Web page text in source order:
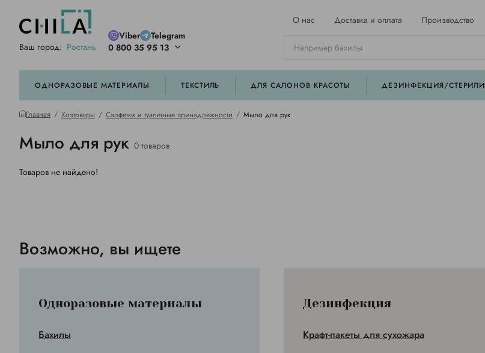
Ваш город: Ростань
Viber
Telegram
0 800 35 95 13
О нас Доставка и оплата Производство
ОДНОРАЗОВЫЕ МАТЕРИАЛЫ ТЕКСТИЛЬ ДЛЯ САЛОНОВ КРАСОТЫ ДЕЗИНФЕКЦИЯ/
Главная Хозтовары Салфетки и туалетные принадлежности Мыло для рук
Мыло для рук 0 товаров
Товаров не найдено!
Возможно, вы ищете
Одноразовые материалы
Бахилы
Дезинфекция
Крафт-пакеты для сухожара